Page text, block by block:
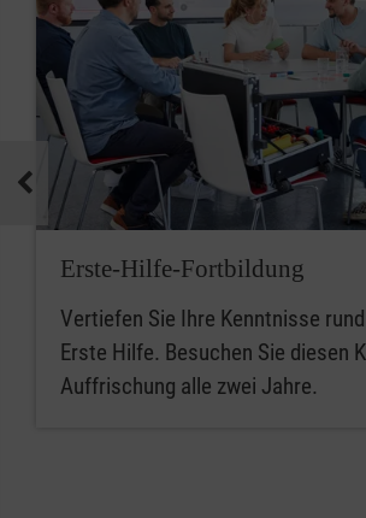
Erste-Hilfe-Fortbildung
Vertiefen Sie Ihre Kenntnisse
Erste Hilfe. Besuchen Sie diesen
Auffrischung alle zwei Jahre.